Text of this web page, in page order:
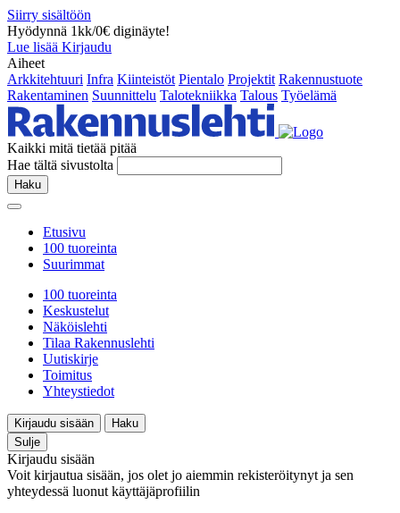
Siirry sisältöön
Hyödynnä 1kk/0€ diginäyte!
Lue lisää Kirjaudu
Aiheet
Arkkitehtuuri Infra Kiinteistöt Pientalo Projektit Rakennustuote
Rakentaminen Suunnittelu Talotekniikka Talous Työelämä
Kaikki mitä tietää pitää
Hae tältä sivustolta
Haku
Etusivu
100 tuoreinta
Suurimmat
100 tuoreinta
Keskustelut
Näköislehti
Tilaa Rakennuslehti
Uutiskirje
Toimitus
Yhteystiedot
Kirjaudu sisään
Haku
Sulje
Kirjaudu sisään
Voit kirjautua sisään, jos olet jo aiemmin rekisteröitynyt ja sen
yhteydessä luonut käyttäjäprofiilin